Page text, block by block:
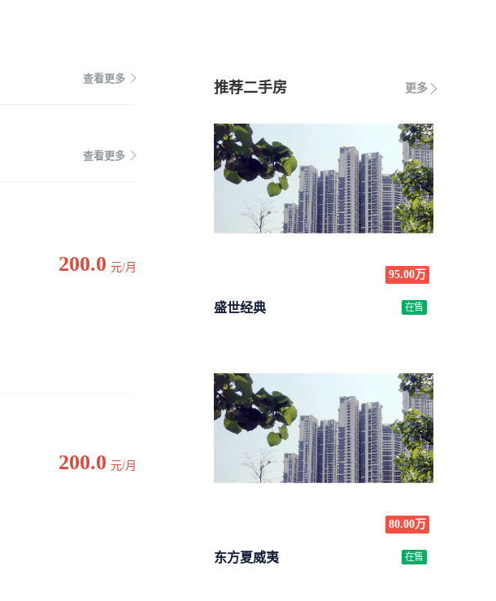
查看更多
查看更多
200.0 元/月
200.0 元/月
更多
推荐二手房
95.00万
盛世经典 在售
80.00万
东方夏威夷 在售